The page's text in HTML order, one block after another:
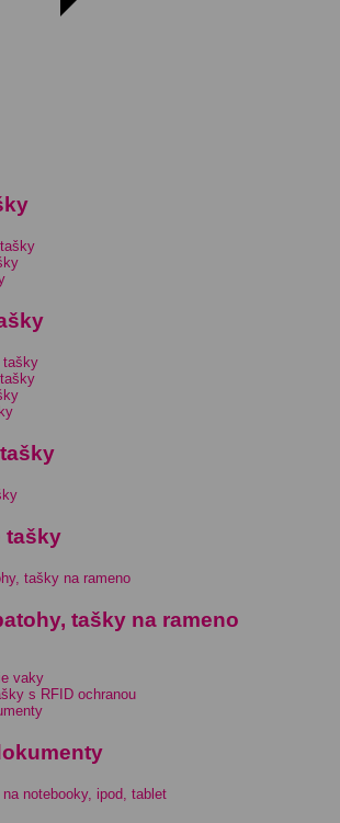
tašky
tašky
tašky na rameno
vaky
s RFID ochranou